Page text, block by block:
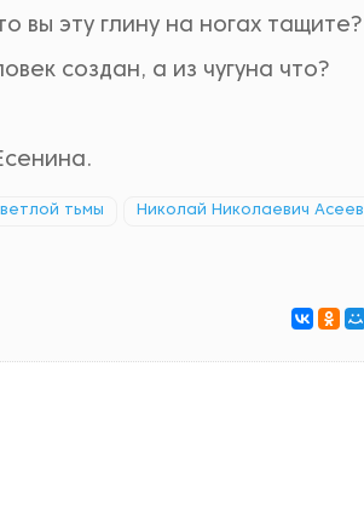
вы эту глину на ногах тащите?
создан, а из чугуна что?
тьмы Николай Николаевич Асеев